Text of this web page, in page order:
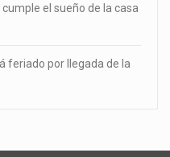
el sueño de la casa
feriado por llegada de la